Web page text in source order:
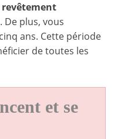
revêtement
De plus, vous
ans. Cette période
de toutes les
et se